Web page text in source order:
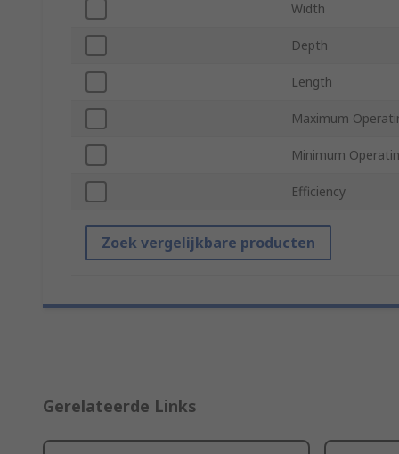
Width
Depth
Length
Maximum
Minimum
Efficiency
Zoek vergelijkbare producten
Gerelateerde Links